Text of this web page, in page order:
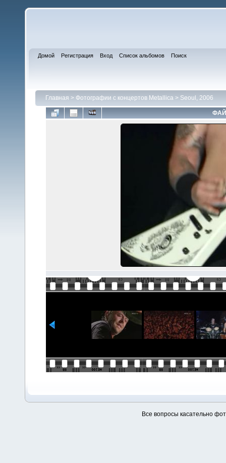
Домой Регистрация Вход Список альбомов Поиск
Главная > Фотографии с концертов Metallica > Seoul, 2006
Все вопросы касательно